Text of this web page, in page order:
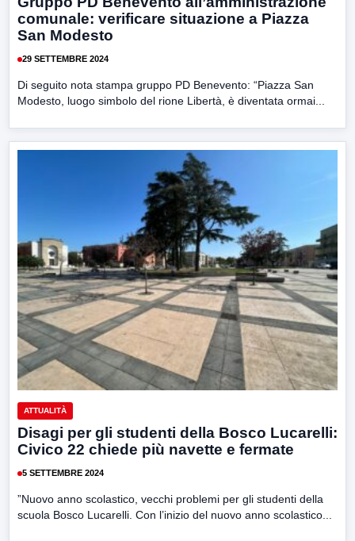
comunale: verificare situazione a Piazza
San Modesto
29 SETTEMBRE 2024
Di seguito nota stampa gruppo PD Benevento: “Piazza San
Modesto, luogo simbolo del rione Libertà, è diventata ormai...
ATTUALITÀ
Disagi per gli studenti della Bosco Lucarelli:
Civico 22 chiede più navette e fermate
5 SETTEMBRE 2024
”Nuovo anno scolastico, vecchi problemi per gli studenti della
scuola Bosco Lucarelli. Con l’inizio del nuovo anno scolastico...